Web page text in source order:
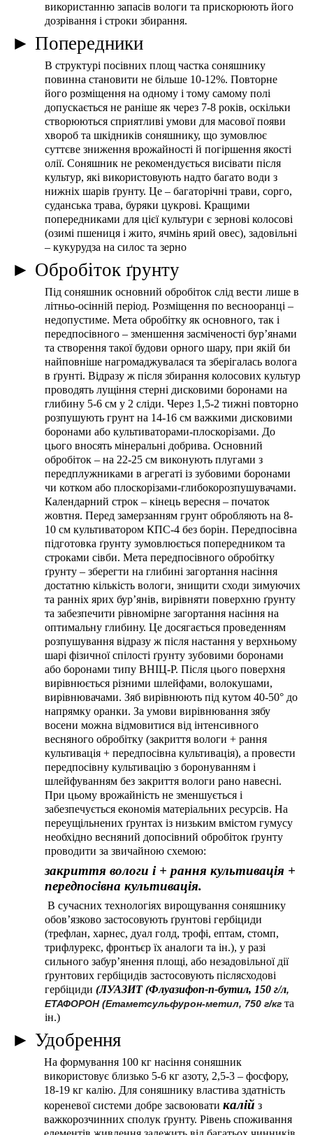
використанню запасів вологи та прискорюють його
дозрівання і строки збирання.
► Попередники
В структурі посівних площ частка соняшнику
повинна становити не більше 10-12%. Повторне
його розміщення на одному і тому самому полі
допускається не раніше як через 7-8 років, оскільки
створюються сприятливі умови для масової появи
хвороб та шкідників соняшнику, що зумовлює
суттєве зниження врожайності й погіршення якості
олії. Соняшник не рекомендується висівати після
культур, які використовують надто багато води з
нижніх шарів ґрунту. Це – багаторічні трави, сорго,
суданська трава, буряки цукрові. Кращими
попередниками для цієї культури є зернові колосові
(озимі пшениця і жито, ячмінь ярий овес), задовільні
– кукурудза на силос та зерно
► Обробіток ґрунту
Під соняшник основний обробіток слід вести лише в
літньо-осінній період. Розміщення по веснооранці –
недопустиме. Мета обробітку як основного, так і
передпосівного – зменшення засміченості бур’янами
та створення такої будови орного шару, при якій би
найповніше нагромаджувалася та зберігалась волога
в ґрунті. Відразу ж після збирання колосових культур
проводять лущіння стерні дисковими боронами на
глибину 5-6 см у 2 сліди. Через 1,5-2 тижні повторно
розпушують грунт на 14-16 см важкими дисковими
боронами або культиваторами-плоскорізами. До
цього вносять мінеральні добрива. Основний
обробіток – на 22-25 см виконують плугами з
передплужниками в агрегаті із зубовими боронами
чи котком або плоскорізами-глибокорозпушувачами.
Календарний строк – кінець вересня – початок
жовтня. Перед замерзанням грунт обробляють на 8-
10 см культиватором КПС-4 без борін. Передпосівна
підготовка ґрунту зумовлюється попередником та
строками сівби. Мета передпосівного обробітку
ґрунту – зберегти на глибині загортання насіння
достатню кількість вологи, знищити сходи зимуючих
та ранніх ярих бур’янів, вирівняти поверхню ґрунту
та забезпечити рівномірне загортання насіння на
оптимальну глибину. Це досягається проведенням
розпушування відразу ж після настання у верхньому
шарі фізичної спілості ґрунту зубовими боронами
або боронами типу ВНІЦ-Р. Після цього поверхня
вирівнюється різними шлейфами, волокушами,
вирівнювачами. Зяб вирівнюють під кутом 40-50° до
напрямку оранки. За умови вирівнювання зябу
восени можна відмовитися від інтенсивного
весняного обробітку (закриття вологи + рання
культивація + передпосівна культивація), а провести
передпосівну культивацію з боронуванням і
шлейфуванням без закриття вологи рано навесні.
При цьому врожайність не зменшується і
забезпечується економія матеріальних ресурсів. На
переущільнених ґрунтах із низьким вмістом гумусу
необхідно весняний допосівний обробіток ґрунту
проводити за звичайною схемою:
закриття вологи і + рання культивація +
передпосівна культивація.
В сучасних технологіях вирощування соняшнику
обов’язково застосовують ґрунтові гербіциди
(трефлан, харнес, дуал голд, трофі, ептам, стомп,
трифлурекс, фронтьєр їх аналоги та ін.), у разі
сильного забур’янення площі, або незадовільної дії
ґрунтових гербіцидів застосовують післясходові
гербіциди (ЛУАЗИТ (Флуазифоп-п-бутил, 150 г/л,
ЕТАФОРОН (Етаметсульфурон-метил, 750 г/кг та
ін.)
► Удобрення
На формування 100 кг насіння соняшник
використовує близько 5-6 кг азоту, 2,5-3 – фосфору,
18-19 кг калію. Для соняшнику властива здатність
кореневої системи добре засвоюватикалій з
важкорозчинних сполук ґрунту. Рівень споживання